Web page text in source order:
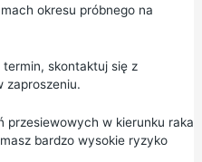
okresu próbnego na
skontaktuj się z
zaproszeniu.
przesiewowych w kierunku raka
bardzo wysokie ryzyko